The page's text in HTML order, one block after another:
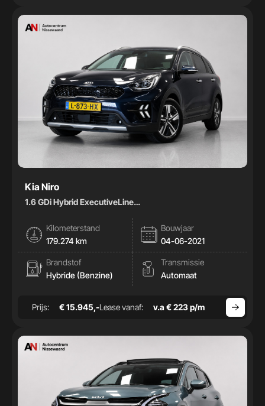
Kia Niro
1.6 GDi Hybrid ExecutiveLine
Kilometerstand
179.274 km
Bouwjaar
04-06-2021
Brandstof
Hybride (Benzine)
Transmissie
Automaat
Prijs: € 15.945,-Lease vanaf: v.a € 223 p/m